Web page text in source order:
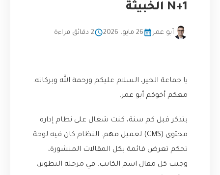
N+1 الخبيثة
أبو عمر 26 مايو، 2026 2 دقائق قراءة
يا جماعة الخير، السلام عليكم ورحمة الله وبركاته.
معكم أخوكم أبو عمر.
بتذكر قبل كم سنة، كنت شغال على نظام إدارة
محتوى (CMS) لعميل مهم. النظام كان فيه لوحة
تحكم تعرض قائمة بكل المقالات المنشورة،
وجنب كل مقال اسم الكاتب. في مرحلة التطوير،